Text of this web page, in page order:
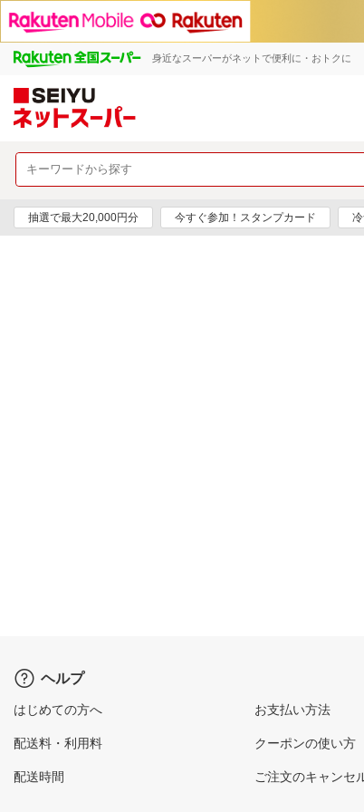
身近なスーパーがネットで便利に・おトクに
抽選で最大20,000円分 今すぐ参加！スタンプカード
ヘルプ
はじめての方へ
配送料・利用料
配送時間
お支払い方法
クーポンの使い方
ご注文のキャンセ